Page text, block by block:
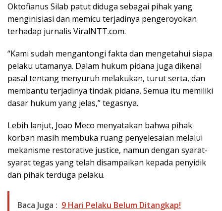
Oktofianus Silab patut diduga sebagai pihak yang
menginisiasi dan memicu terjadinya pengeroyokan
terhadap jurnalis ViralNTT.com.
“Kami sudah mengantongi fakta dan mengetahui siapa
pelaku utamanya. Dalam hukum pidana juga dikenal
pasal tentang menyuruh melakukan, turut serta, dan
membantu terjadinya tindak pidana. Semua itu memiliki
dasar hukum yang jelas,” tegasnya.
Lebih lanjut, Joao Meco menyatakan bahwa pihak
korban masih membuka ruang penyelesaian melalui
mekanisme restorative justice, namun dengan syarat-
syarat tegas yang telah disampaikan kepada penyidik
dan pihak terduga pelaku.
Baca Juga : 9 Hari Pelaku Belum Ditangkap!